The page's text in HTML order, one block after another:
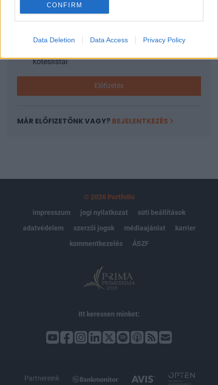
CONFIRM
Data Deletion Data Access Privacy Policy
regisztrációhoz kötött.
Portfolio.hu teljes cikkarchívum
kötéslistái
Előfizetés
MÁR ELŐFIZETŐNK VAGY? BEJELENTKEZÉS
© 2026 Portfolio
impresszum
jogi nyilatkozat
süti beállítások
adatvédelem
szerzői jogok médiaajánlat
karrier
kommentkezelés
ÁSZF
Itt keressen minket:
Partnereink